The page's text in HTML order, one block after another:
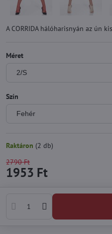
A CORRIDA hálóharisnyán az ún
Méret
Szín
Raktáron (2 db)
2790 Ft
1953 Ft